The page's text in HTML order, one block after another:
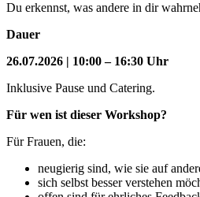
Du erkennst, was andere in dir
Dauer
26.07.2026 | 10:00 – 16:30 Uhr
Inklusive Pause und Catering.
Für wen ist dieser Workshop?
Für Frauen, die:
neugierig sind, wie sie auf
sich selbst besser verstehen